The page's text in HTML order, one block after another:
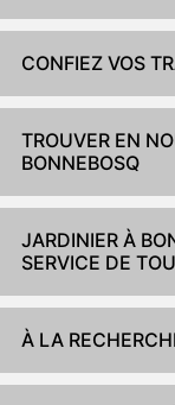
CONFIEZ VOS
TROUVER EN
BONNEBOSQ
JARDINIER À
SERVICE DE
À LA